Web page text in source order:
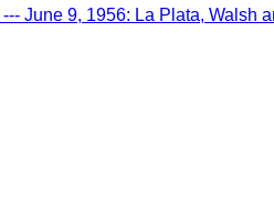
June 9, 1956: La Plata, Walsh